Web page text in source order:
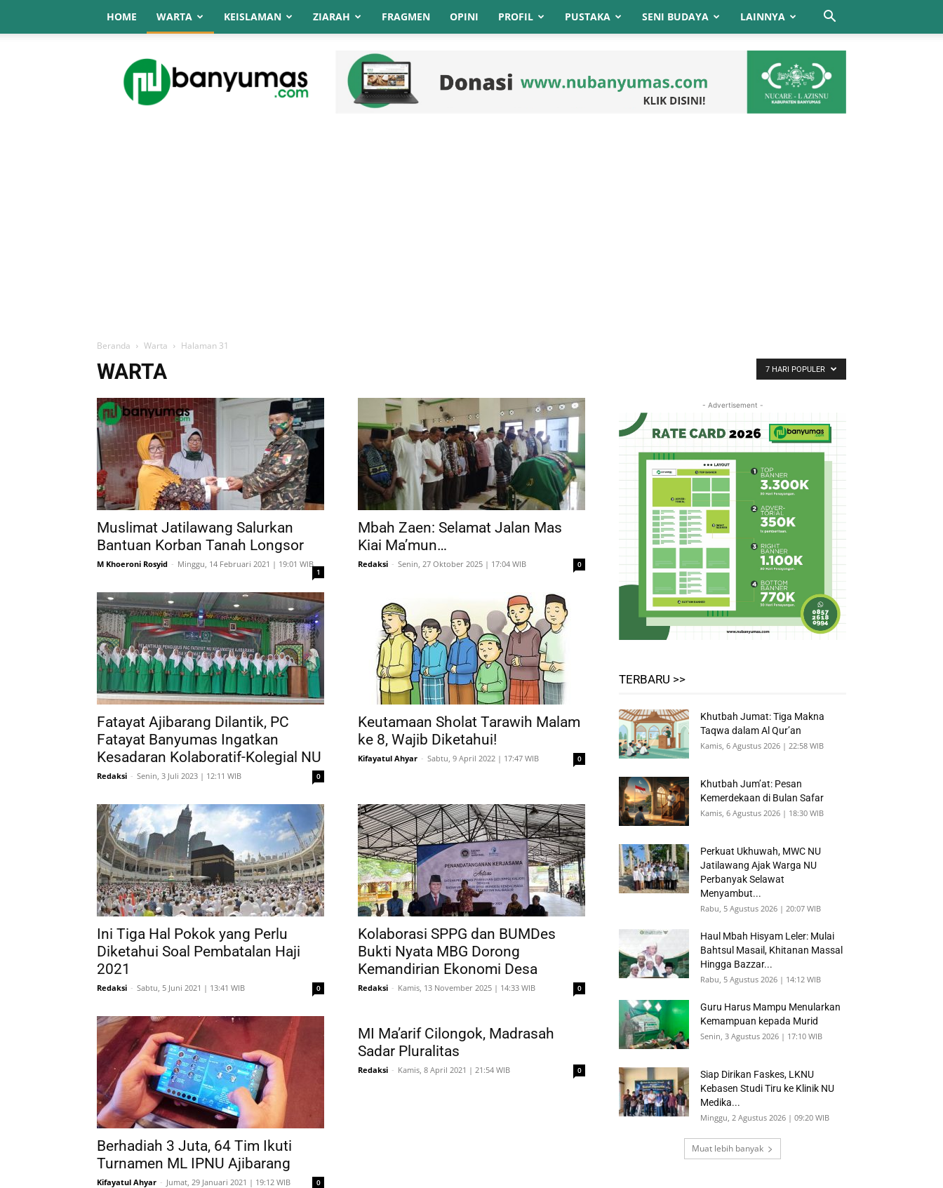
HOME WARTA KEISLAMAN ZIARAH FRAGMEN OPINI PROFIL PUSTAKA SENI BUDAYA LAINNYA
NU
Online
Banyumas
Beranda Warta Halaman 31
WARTA 7 HARI POPULER
Muslimat Jatilawang Salurkan
Bantuan Korban Tanah Longsor
M Khoeroni Rosyid - Minggu, 14 Februari 2021 | 19:01 WIB
1
Mbah Zaen: Selamat Jalan Mas
Kiai Ma’mun…
Redaksi - Senin, 27 Oktober 2025 | 17:04 WIB 0
Fatayat Ajibarang Dilantik, PC
Fatayat Banyumas Ingatkan
Kesadaran Kolaboratif-Kolegial NU
Redaksi - Senin, 3 Juli 2023 | 12:11 WIB 0
Keutamaan Sholat Tarawih Malam
ke 8, Wajib Diketahui!
Kifayatul Ahyar - Sabtu, 9 April 2022 | 17:47 WIB 0
Ini Tiga Hal Pokok yang Perlu
Diketahui Soal Pembatalan Haji
2021
Redaksi - Sabtu, 5 Juni 2021 | 13:41 WIB 0
Kolaborasi SPPG dan BUMDes
Bukti Nyata MBG Dorong
Kemandirian Ekonomi Desa
Redaksi - Kamis, 13 November 2025 | 14:33 WIB 0
Berhadiah 3 Juta, 64 Tim Ikuti
Turnamen ML IPNU Ajibarang
Kifayatul Ahyar - Jumat, 29 Januari 2021 | 19:12 WIB 0
MI Ma’arif Cilongok, Madrasah
Sadar Pluralitas
Redaksi - Kamis, 8 April 2021 | 21:54 WIB 0
- Advertisement -
TERBARU >>
Khutbah Jumat: Tiga Makna
Taqwa dalam Al Qur’an
Kamis, 6 Agustus 2026 | 22:58 WIB
Khutbah Jum’at: Pesan
Kemerdekaan di Bulan Safar
Kamis, 6 Agustus 2026 | 18:30 WIB
Perkuat Ukhuwah, MWC NU
Jatilawang Ajak Warga NU
Perbanyak Selawat
Menyambut...
Rabu, 5 Agustus 2026 | 20:07 WIB
Haul Mbah Hisyam Leler: Mulai
Bahtsul Masail, Khitanan Massal
Hingga Bazzar...
Rabu, 5 Agustus 2026 | 14:12 WIB
Guru Harus Mampu Menularkan
Kemampuan kepada Murid
Senin, 3 Agustus 2026 | 17:10 WIB
Siap Dirikan Faskes, LKNU
Kebasen Studi Tiru ke Klinik NU
Medika...
Minggu, 2 Agustus 2026 | 09:20 WIB
Muat lebih banyak